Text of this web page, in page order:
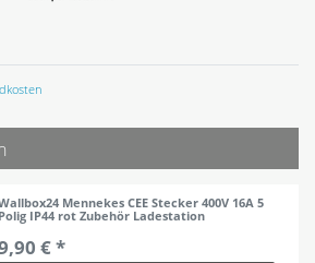
Mennekes CEE Stecker 400V 16A 5
Polig IP44 rot Zubehör Ladestation
€ *